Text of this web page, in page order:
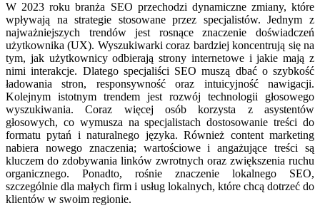
W 2023 roku branża SEO przechodzi dynamiczne zmiany, które
wpływają na strategie stosowane przez specjalistów. Jednym z
najważniejszych trendów jest rosnące znaczenie doświadczeń
użytkownika (UX). Wyszukiwarki coraz bardziej koncentrują się na
tym, jak użytkownicy odbierają strony internetowe i jakie mają z
nimi interakcje. Dlatego specjaliści SEO muszą dbać o szybkość
ładowania stron, responsywność oraz intuicyjność nawigacji.
Kolejnym istotnym trendem jest rozwój technologii głosowego
wyszukiwania. Coraz więcej osób korzysta z asystentów
głosowych, co wymusza na specjalistach dostosowanie treści do
formatu pytań i naturalnego języka. Również content marketing
nabiera nowego znaczenia; wartościowe i angażujące treści są
kluczem do zdobywania linków zwrotnych oraz zwiększenia ruchu
organicznego. Ponadto, rośnie znaczenie lokalnego SEO,
szczególnie dla małych firm i usług lokalnych, które chcą dotrzeć do
klientów w swoim regionie.